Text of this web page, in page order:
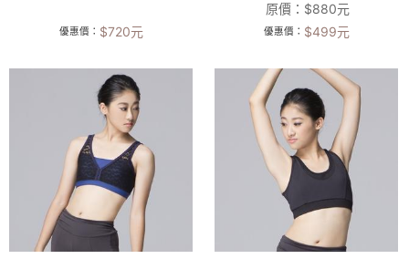
優惠價： $720元
原價： $880元
優惠價： $499元